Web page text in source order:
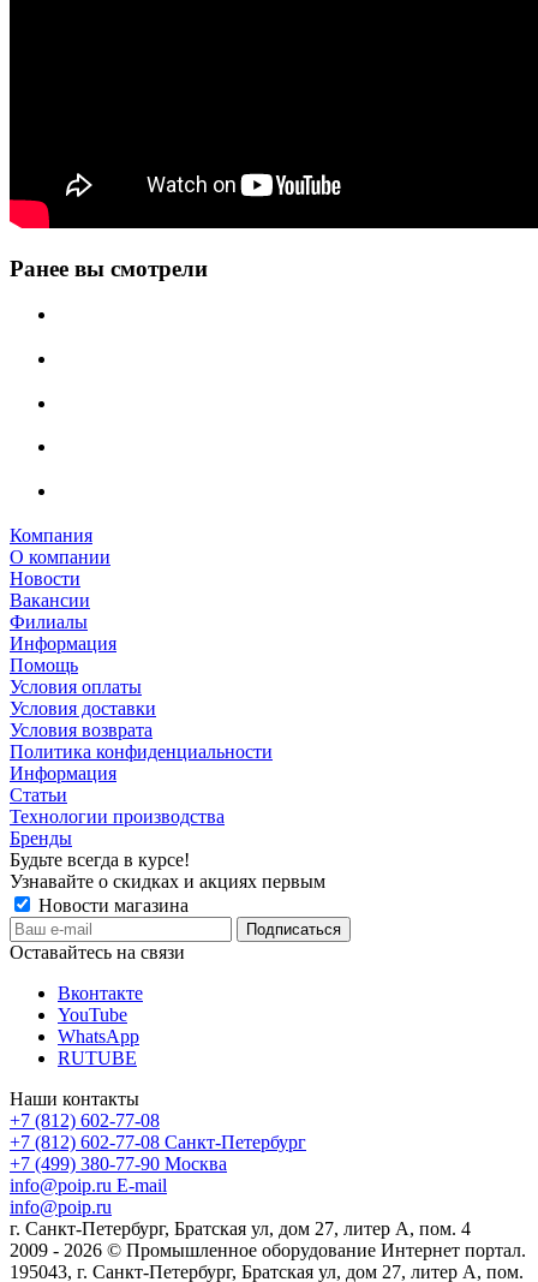
Ранее вы смотрели
Компания
О компании
Новости
Вакансии
Филиалы
Информация
Помощь
Условия оплаты
Условия доставки
Условия возврата
Политика конфиденциальности
Информация
Статьи
Технологии производства
Бренды
Будьте всегда в курсе!
Узнавайте о скидках и акциях первым
Новости магазина
Оставайтесь на связи
Вконтакте
YouTube
WhatsApp
RUTUBE
Наши контакты
+7 (812) 602-77-08
+7 (812) 602-77-08 Санкт-Петербург
+7 (499) 380-77-90 Москва
info@poip.ru E-mail
info@poip.ru
г. Санкт-Петербург, Братская ул, дом 27, литер А, пом. 4
2009 - 2026 © Промышленное оборудование Интернет портал.
195043, г. Санкт-Петербург, Братская ул, дом 27, литер А, пом.